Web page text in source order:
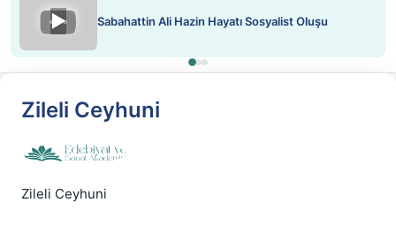
▶ Sabahattin Ali Hazin Hayatı Sosyalist Oluşu
Zileli Ceyhuni
Zileli Ceyhuni